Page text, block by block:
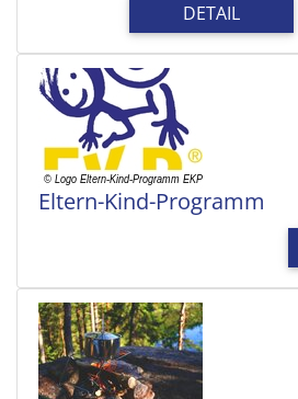
DETAIL
Eltern-Kind-Programm